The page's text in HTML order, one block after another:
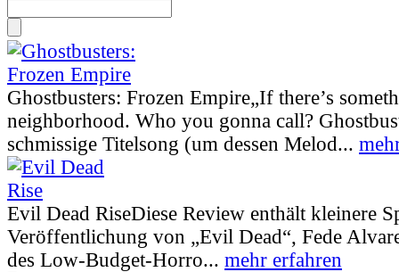
Ghostbusters: Frozen Empire„If there’s
neighborhood. Who you gonna call?
schmissige Titelsong (um dessen Melod...
Evil Dead RiseDiese Review enthält kleinere
Veröffentlichung von „Evil Dead“, Fede
des Low-Budget-Horro... mehr erfahren